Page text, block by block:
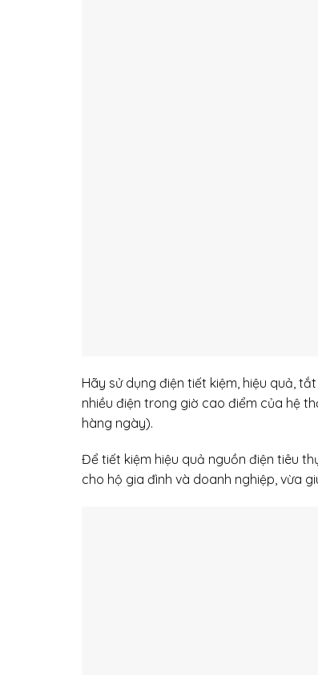
Hãy sử dụng điện tiết kiệm, hiệu quả,
nhiều điện trong giờ cao điểm của hệ
hàng ngày).
Để tiết kiệm hiệu quả nguồn điện tiêu
cho hộ gia đình và doanh nghiệp, vừa